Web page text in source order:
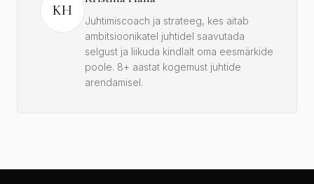
KH
Juhtimiscoach ja strateeg, kes aitab
ambitsioonikatel juhtidel saavutada
selgust ja liikuda kindlalt oma eesmärkide
poole. 8+ aastat kogemust juhtide
arendamisel.